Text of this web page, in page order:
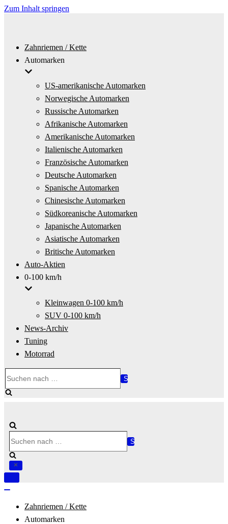
Zum Inhalt springen
Zahnriemen / Kette
Automarken
US-amerikanische Automarken
Norwegische Automarken
Russische Automarken
Afrikanische Automarken
Amerikanische Automarken
Italienische Automarken
Französische Automarken
Deutsche Automarken
Spanische Automarken
Chinesische Automarken
Südkoreanische Automarken
Japanische Automarken
Asiatische Automarken
Britische Automarken
Auto-Aktien
0-100 km/h
Kleinwagen 0-100 km/h
SUV 0-100 km/h
News-Archiv
Tuning
Motorrad
nach …
nach …
Navigation
Zahnriemen / Kette
Automarken